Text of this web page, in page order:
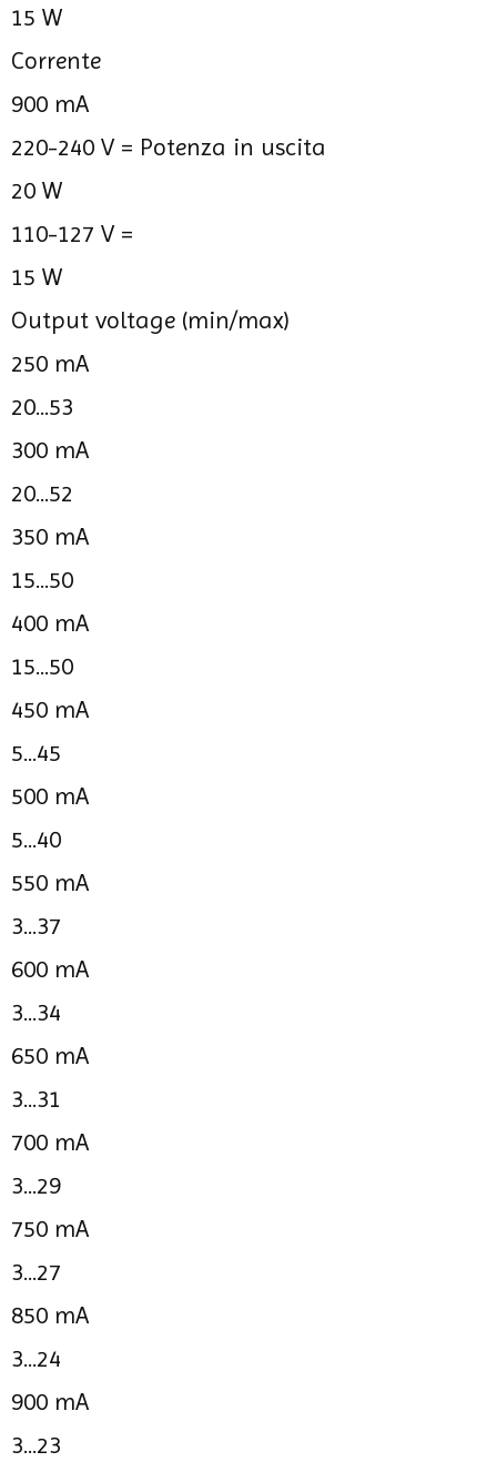
15 W
Corrente
900 mA
220-240 V = Potenza in uscita
20 W
110-127 V =
15 W
Output voltage (min/max)
250 mA
20...53
300 mA
20...52
350 mA
15...50
400 mA
15...50
450 mA
5...45
500 mA
5...40
550 mA
3...37
600 mA
3...34
650 mA
3...31
700 mA
3...29
750 mA
3...27
850 mA
3...24
900 mA
3...23